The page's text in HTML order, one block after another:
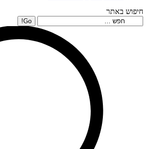
חיפוש באתר
Search: